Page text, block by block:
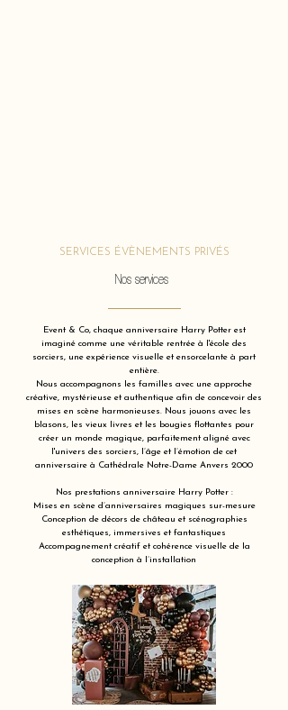
SERVICES ÉVÈNEMENTS PRIVÉS
Nos services
Event & Co, chaque anniversaire Harry Potter est
imaginé comme une véritable rentrée à l'école des
sorciers, une expérience visuelle et ensorcelante à part
entière.
Nous accompagnons les familles avec une approche
créative, mystérieuse et authentique afin de concevoir des
mises en scène harmonieuses. Nous jouons avec les
blasons, les vieux livres et les bougies flottantes pour
créer un monde magique, parfaitement aligné avec
l'univers des sorciers, l’âge et l’émotion de cet
anniversaire à Cathédrale Notre-Dame Anvers 2000
Nos prestations anniversaire Harry Potter :
Mises en scène d’anniversaires magiques sur-mesure
Conception de décors de château et scénographies
esthétiques, immersives et fantastiques
Accompagnement créatif et cohérence visuelle de la
conception à l’installation